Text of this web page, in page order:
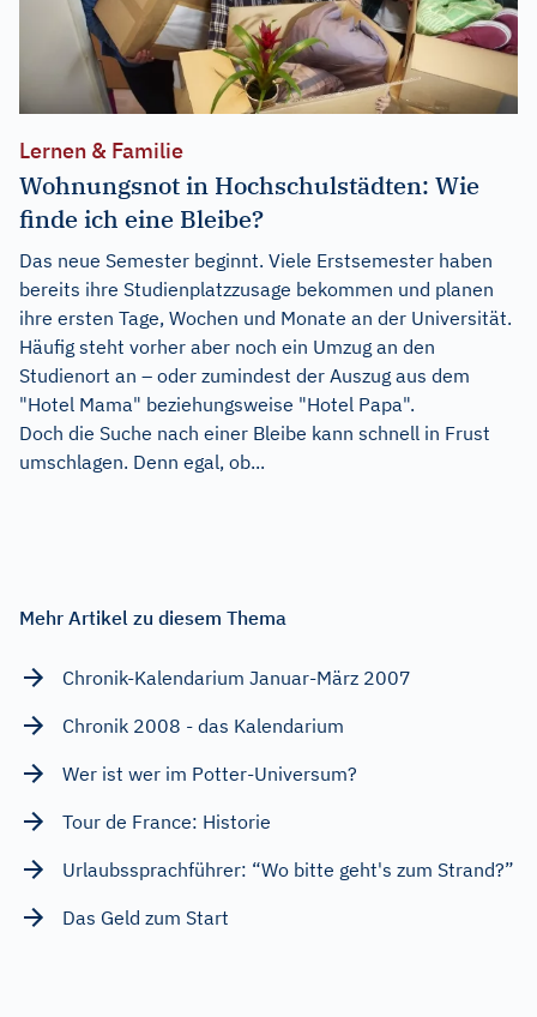
Lernen & Familie
Wohnungsnot in Hochschulstädten: Wie
finde ich eine Bleibe?
Das neue Semester beginnt. Viele Erstsemester haben
bereits ihre Studienplatzzusage bekommen und planen
ihre ersten Tage, Wochen und Monate an der Universität.
Häufig steht vorher aber noch ein Umzug an den
Studienort an – oder zumindest der Auszug aus dem
"Hotel Mama" beziehungsweise "Hotel Papa".
Doch die Suche nach einer Bleibe kann schnell in Frust
umschlagen. Denn egal, ob...
Mehr Artikel zu diesem Thema
Chronik-Kalendarium Januar-März 2007
Chronik 2008 - das Kalendarium
Wer ist wer im Potter-Universum?
Tour de France: Historie
Urlaubssprachführer: “Wo bitte geht's zum Strand?”
Das Geld zum Start